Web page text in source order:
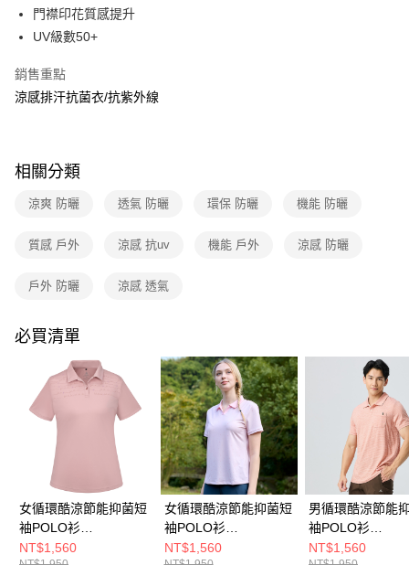
元大商業銀行
玉山商業銀行
台灣樂天信用卡公司
聯邦商業銀行
元大商業銀行
台新國際商業銀行
台灣樂天信用卡公司
悠遊付
Google Pay
全盈+PAY
1.本服務由台灣大哥大提供，台灣大哥大用戶可立即使用無須另外申請。
流程，驗證手機門號後，選擇欲分期的期數、繳款截止日，確認付款後即完
3.實際核准額度、可分期數及費用金額請依後續交易確認頁面所載為準。
4.訂單成立30分鐘內，如未前往確認交易或遇審核未通過，訂單將自動取
法說明評估內容。
醒簡訊。
帳／街口支付／iPASS MONEY」等通路繳費。
【注意事項】
1.本服務係由「台灣大哥大股份有限公司」（以下簡稱本公司）所提供，讓
用戶於交易時，得透過本服務購買商品或服務，並由商店將買賣／分期付款
買賣價金債權讓與本公司後，依約使用本公司帳單繳交帳款。
2.基於同意付款使用「大哥付你分期」之契約關係目的，商店將以您的個人
資料（包含姓名、電話或地址）提供予台灣大哥大進項蒐集、處理及利用，
由本公司與您本人進行分期帳單所需資料之確認、核對及更正。
3.完整用戶服務條款，請詳閱以下連結：https://oppay.tw/userRule
ATM付款
貨到付款
運送方式
全家取貨付款
付款後全家取貨
每筆NT$80，滿NT$790(含以上)免運費
萊爾富取貨付款
每筆NT$80，滿NT$790(含以上)免運費
付款後萊爾富取貨
每筆NT$80，滿NT$790(含以上)免運費
7-11取貨付款
每筆NT$80，滿NT$790(含以上)免運費
門襟印花質感提升
UV級數50+
銷售重點
涼感排汗抗菌衣/抗紫外線
相關分類
涼爽 防曬 透氣 防曬 環保 防曬 機能 防曬
質感 戶外 涼感 抗uv 機能 戶外 涼感 防曬
戶外 防曬 涼感 透氣
必買清單
女循環酷涼節能抑菌短
袖POLO衫
(A1PS2513WC霧粉/涼
NT$1,560
女循環酷涼節能抑菌短
袖POLO衫
(A1PS2514WC淺粉印
NT$1,560
男循環酷涼節能
袖POLO衫
(A1PS2507MC
NT$1,560